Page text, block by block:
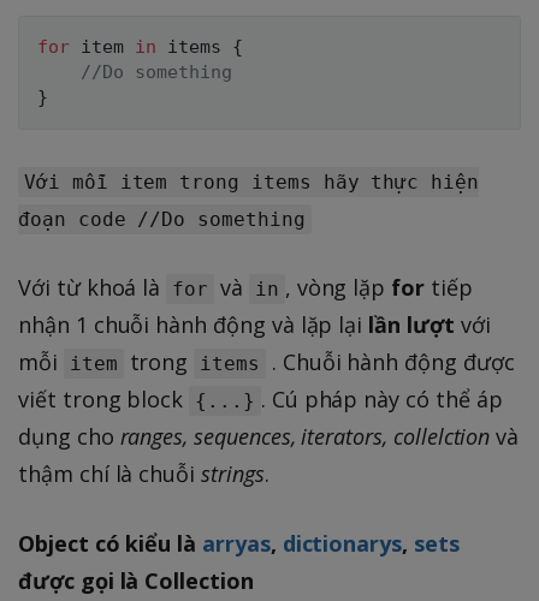
for item in items {
//Do something
}
Với mỗi item trong items hãy thực hiện
đoạn code //Do something
Với từ khoá là for và in , vòng lặp for tiếp
nhận 1 chuỗi hành động và lặp lại lần lượt với
mỗi
item trong items
. Chuỗi hành động được
viết trong block {...} . Cú pháp này có thể áp
dụng cho ranges, sequences, iterators, collelction và
thậm chí là chuỗistrings.
Object có kiểu là arryas, dictionarys, sets
được gọi là Collection